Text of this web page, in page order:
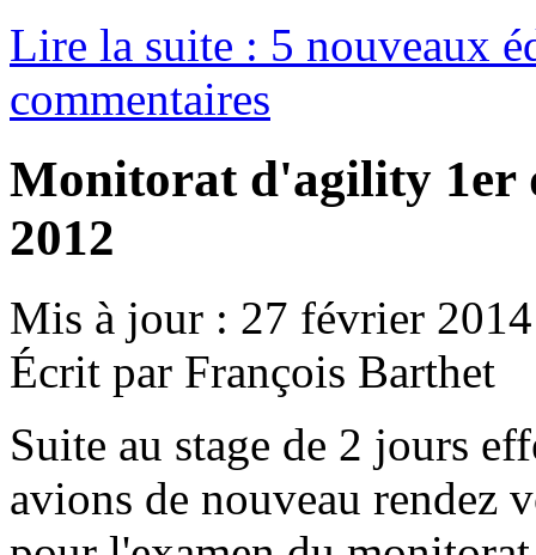
Lire la suite : 5 nouveaux
commentaires
Monitorat d'agility 1er
2012
Mis à jour : 27 février 2014
Écrit par François Barthet
Suite au stage de 2 jours
avions de nouveau rendez